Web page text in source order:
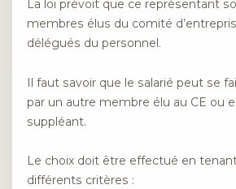
La loi prévoit que ce représentant
membres élus du comité
délégués du personnel.
Il faut savoir que le salarié peut se
par un autre membre élu au CE ou
suppléant.
Le choix doit être effectué en
différents critères :